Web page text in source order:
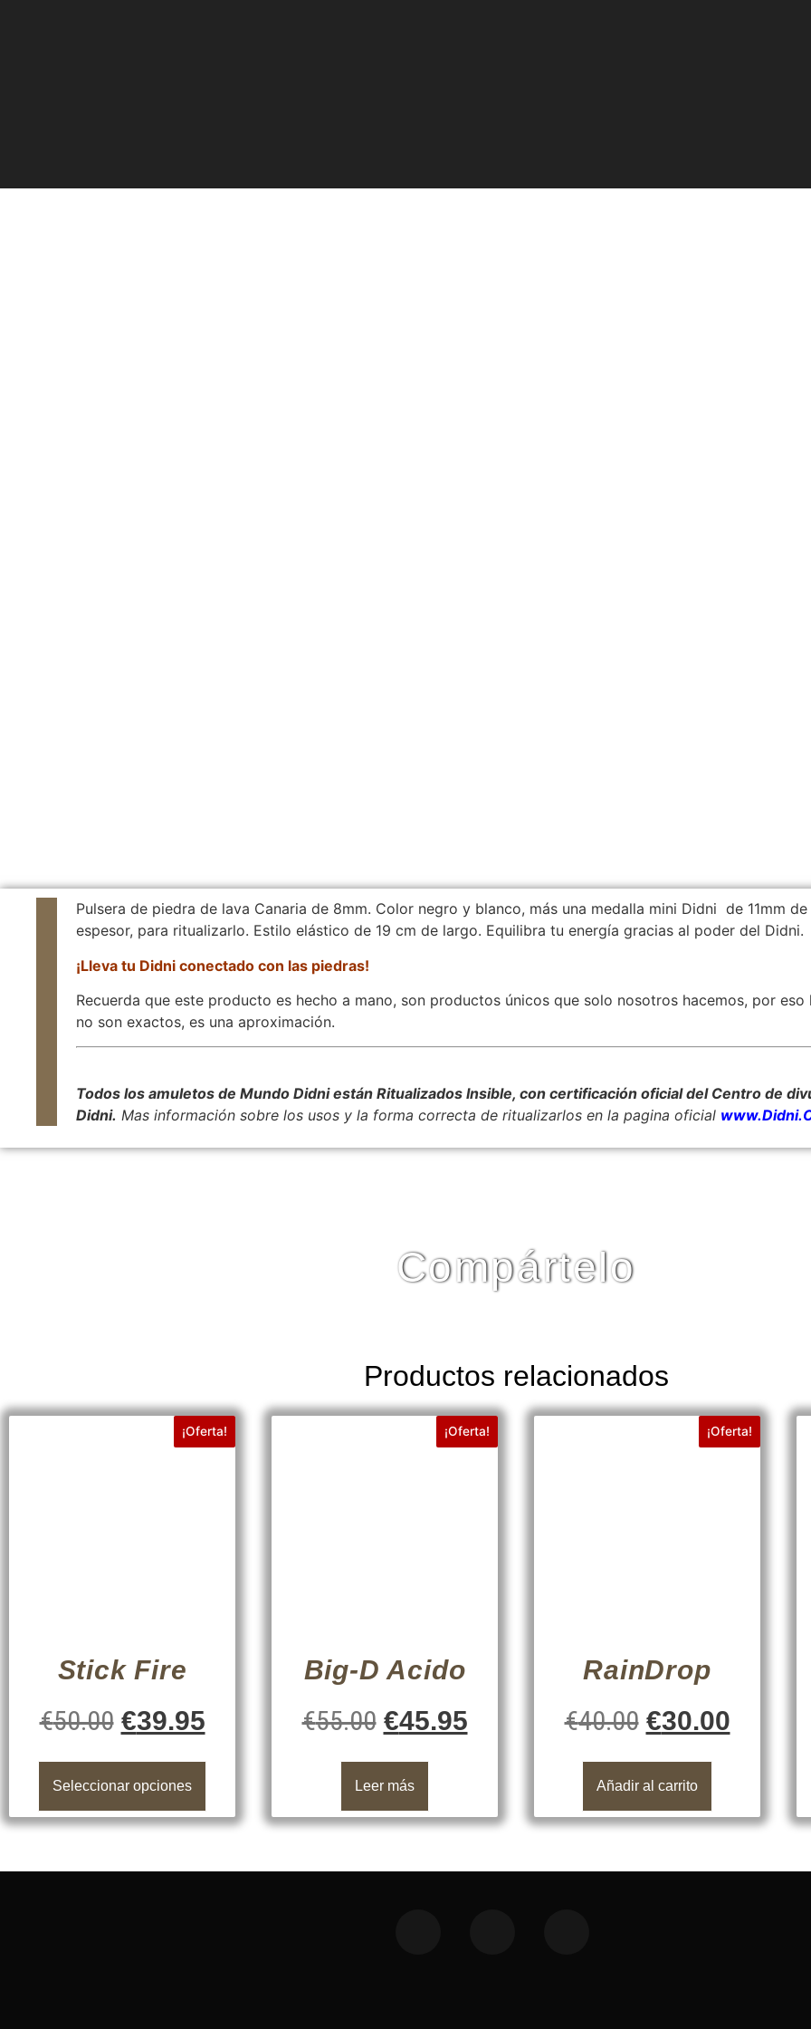
Pulsera de piedra de lava Canaria de 8mm. Color negro y blanco, más una medalla mini Didni de 11mm
espesor, para ritualizarlo. Estilo elástico de 19 cm de largo. Equilibra tu energía gracias al poder del Didni.
¡Lleva tu Didni conectado con las piedras!
Recuerda que este producto es hecho a mano, son productos únicos que solo nosotros hacemos, por
no son exactos, es una aproximación.
Todos los amuletos de Mundo Didni están Ritualizados Insible, con certificación oficial del Centro de
Didni. Mas información sobre los usos y la forma correcta de ritualizarlos en la pagina oficial
Compártelo
Productos relacionados
¡Oferta!
Stick Fire
€50.00 €39.95
Seleccionar opciones
¡Oferta!
Big-D Acido
€55.00 €45.95
Leer más
¡Oferta!
RainDrop
€40.00 €30.00
Añadir al carrito